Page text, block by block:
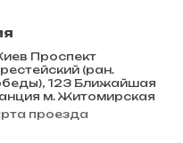
Проспект
(ран.
123 Ближайшая
м. Житомирская
проезда